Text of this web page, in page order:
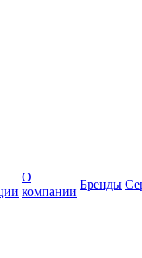
О
компании
Бренды